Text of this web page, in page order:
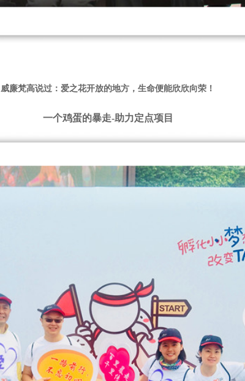
威廉梵高说过：爱之花开放的地方，生命便能欣欣向荣！
一个鸡蛋的暴走-助力定点项目